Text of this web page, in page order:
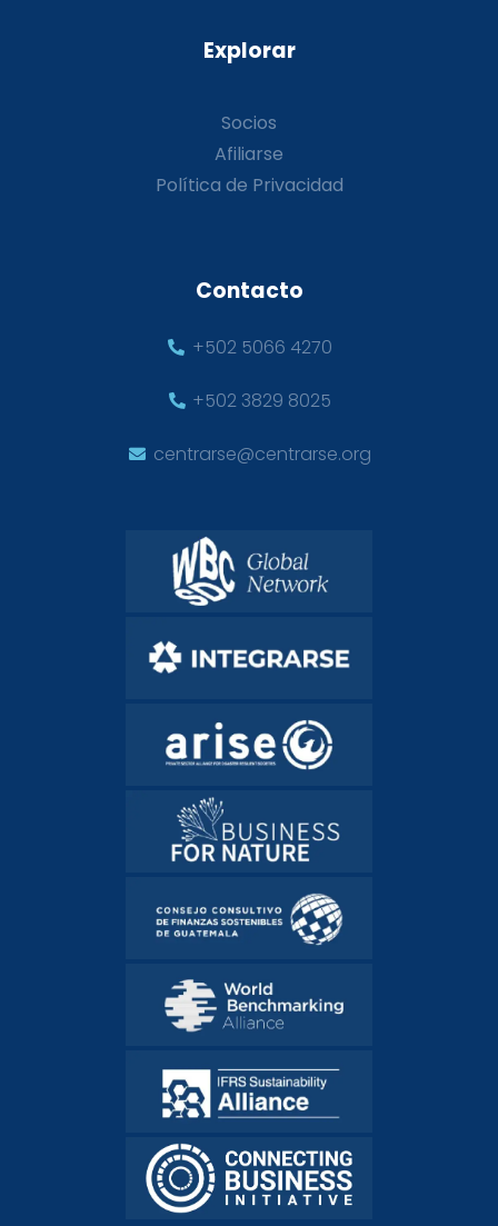
Explorar
Socios
Afiliarse
Política de Privacidad
Contacto
+502 5066 4270
+502 3829 8025
centrarse@centrarse.org